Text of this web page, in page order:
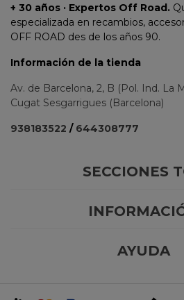
+ 30 años · Expertos Off Road.
especializada en recambios,
OFF ROAD des de los años 90.
Información de la tienda
Av. de Barcelona, 2, B (Pol. Ind. La
Cugat Sesgarrigues (Barcelona)
938183522 / 644308777
SECCIONES
AYUDA